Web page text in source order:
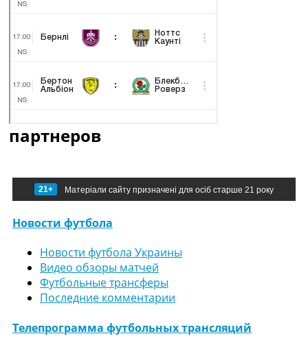
партнеров
21+ Матеріали сайту призначені для осіб старше 21 року
Новости футбола
Новости футбола Украины
Видео обзоры матчей
Футбольные трансферы
Последние комментарии
Телепрограмма футбольных трансляций